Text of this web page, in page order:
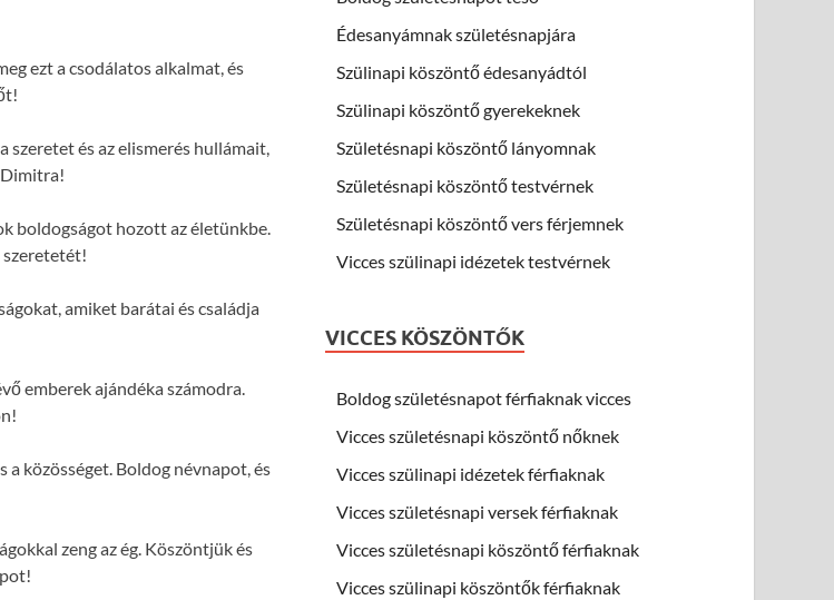
ezt a csodálatos alkalmat, és
szeretet és az elismerés hullámait,
boldogságot hozott az életünkbe.
szeretetét!
amiket barátai és családja
emberek ajándéka számodra.
közösséget. Boldog névnapot, és
zeng az ég. Köszöntjük és
Édesanyámnak születésnapjára
Szülinapi köszöntő édesanyádtól
Szülinapi köszöntő gyerekeknek
Születésnapi köszöntő lányomnak
Születésnapi köszöntő testvérnek
Születésnapi köszöntő vers férjemnek
Vicces szülinapi idézetek testvérnek
VICCES KÖSZÖNTŐK
Boldog születésnapot férfiaknak vicces
Vicces születésnapi köszöntő nőknek
Vicces szülinapi idézetek férfiaknak
Vicces születésnapi versek férfiaknak
Vicces születésnapi köszöntő férfiaknak
Vicces szülinapi köszöntők férfiaknak